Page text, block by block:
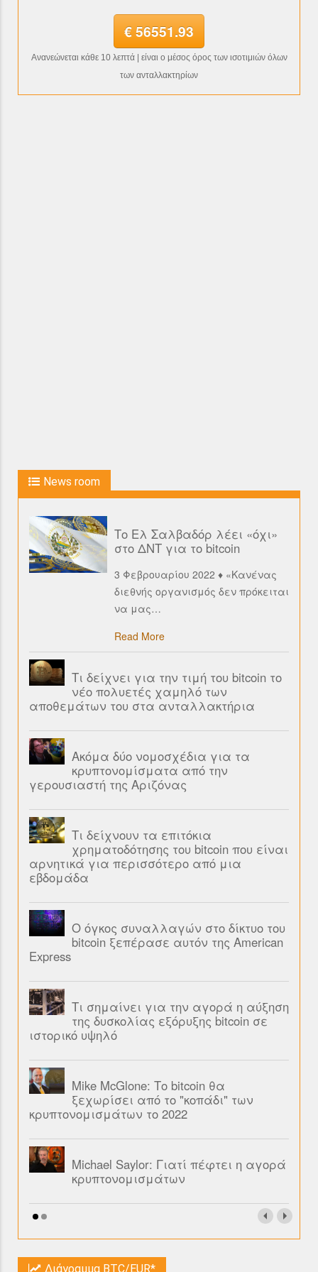
€ 56551.93
Ανανεώνεται κάθε 10 λεπτά | είναι ο μέσος όρος των ισοτιμιών όλων
των ανταλλακτηρίων
News room
Το Ελ Σαλβαδόρ λέει «όχι»
στο ΔΝΤ για το bitcoin
3 Φεβρουαρίου 2022 ♦ «Κανένας
διεθνής οργανισμός δεν πρόκειται
να μας…
Read More
Τι δείχνει για την τιμή του bitcoin το
νέο πολυετές χαμηλό των
αποθεμάτων του στα ανταλλακτήρια
Ακόμα δύο νομοσχέδια για τα
κρυπτονομίσματα από την
γερουσιαστή της Αριζόνας
Τι δείχνουν τα επιτόκια
χρηματοδότησης του bitcoin που είναι
αρνητικά για περισσότερο από μια
εβδομάδα
Ο όγκος συναλλαγών στο δίκτυο του
bitcoin ξεπέρασε αυτόν της American
Express
Τι σημαίνει για την αγορά η αύξηση
της δυσκολίας εξόρυξης bitcoin σε
ιστορικό υψηλό
Mike McGlone: Το bitcoin θα
ξεχωρίσει από το "κοπάδι" των
κρυπτονομισμάτων το 2022
Michael Saylor: Γιατί πέφτει η αγορά
κρυπτονομισμάτων
Διάγραμμα BTC/EUR*